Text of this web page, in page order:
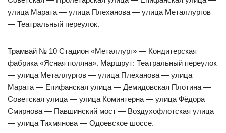
улица Марата — улица Плеханова — улица Металлургов
— Театральный переулок.
Трамвай № 10 Стадион «Металлург» — Кондитерская
фабрика «Ясная поляна». Маршрут: Театральный переулок
— улица Металлургов — улица Плеханова — улица
Марата — Епифанская улица — Демидовская Плотина —
Советская улица — улица Коминтерна — улица Фёдора
Смирнова — Павшинский мост — Воздухофлотская улица
— улица Тихмянова — Одоевское шоссе.